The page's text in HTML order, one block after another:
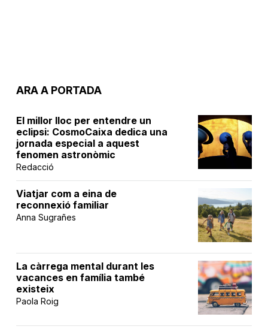
ARA A PORTADA
El millor lloc per entendre un
eclipsi: CosmoCaixa dedica una
jornada especial a aquest
fenomen astronòmic
Redacció
Viatjar com a eina de
reconnexió familiar
Anna Sugrañes
La càrrega mental durant les
vacances en família també
existeix
Paola Roig